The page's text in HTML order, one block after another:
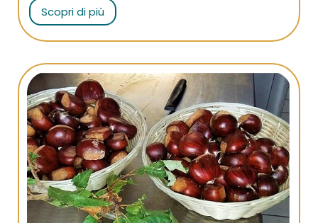
ed eventi unici… Leggi l’articolo per scoprire
come viene festeggiato e perché dovresti
Scopri di più